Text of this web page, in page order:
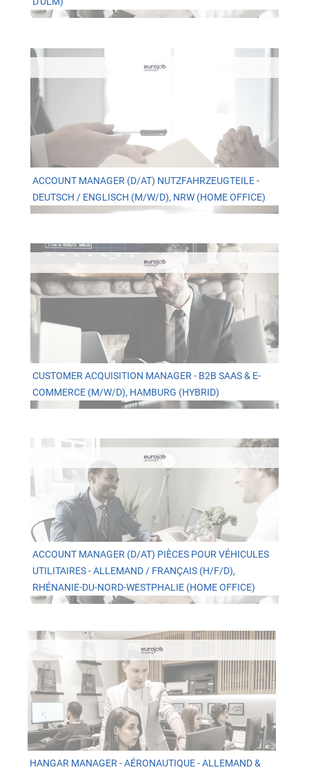
ACCOUNT MANAGER (D/AT) NUTZFAHRZEUGTEILE -
DEUTSCH / ENGLISCH (M/W/D), NRW (HOME OFFICE)
CUSTOMER ACQUISITION MANAGER - B2B SAAS & E-
COMMERCE (M/W/D), HAMBURG (HYBRID)
ACCOUNT MANAGER (D/AT) PIÈCES POUR VÉHICULES
UTILITAIRES - ALLEMAND / FRANÇAIS (H/F/D),
RHÉNANIE-DU-NORD-WESTPHALIE (HOME OFFICE)
HANGAR MANAGER - AÉRONAUTIQUE - ALLEMAND &